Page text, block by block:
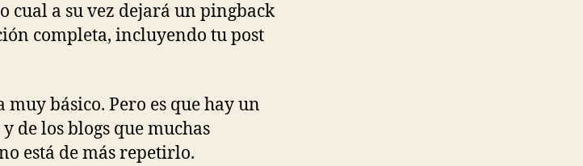
cual a su vez dejará un pingback
completa, incluyendo tu post
muy básico. Pero es que hay un
de los blogs que muchas
está de más repetirlo.